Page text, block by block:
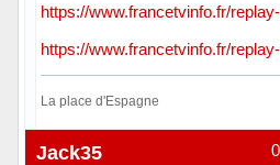
https://www.francetvinfo.fr/
https://www.francetvinfo.fr/
La place d'Espagne
Hors ligne
Jack35